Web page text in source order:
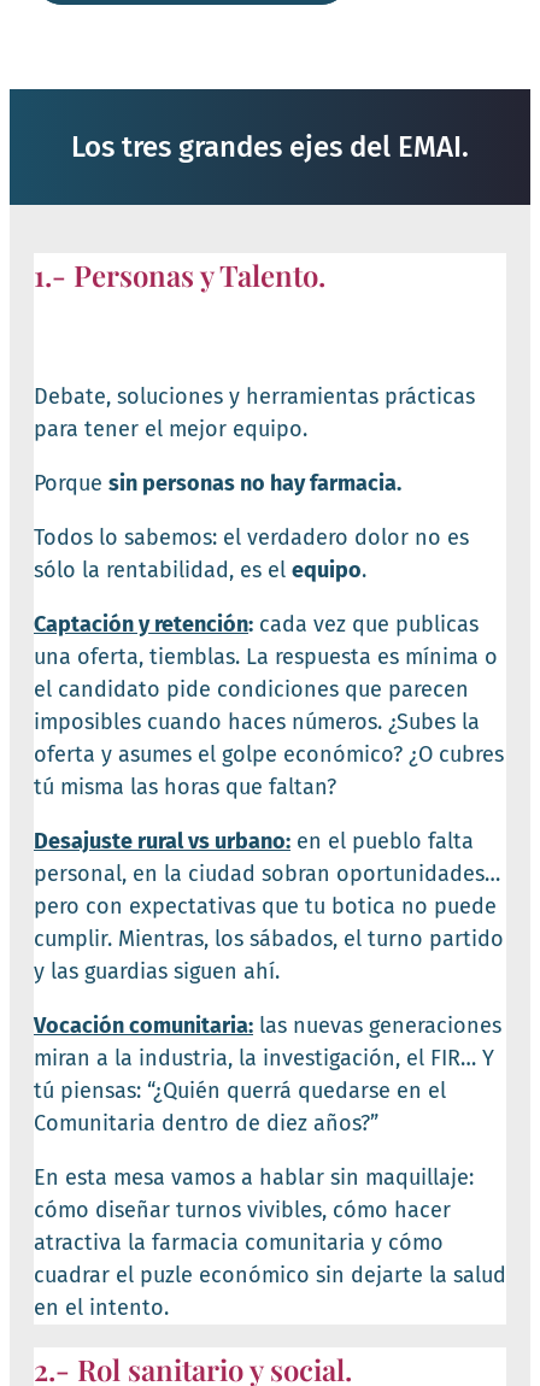
Los tres grandes ejes del EMAI.
1.- Personas y Talento.
Debate, soluciones y herramientas prácticas
para tener el mejor equipo.
Porque sin personas no hay farmacia.
Todos lo sabemos: el verdadero dolor no es
sólo la rentabilidad, es el equipo.
Captación y retención: cada vez que publicas
una oferta, tiemblas. La respuesta es mínima o
el candidato pide condiciones que parecen
imposibles cuando haces números. ¿Subes la
oferta y asumes el golpe económico? ¿O cubres
tú misma las horas que faltan?
Desajuste rural vs urbano: en el pueblo falta
personal, en la ciudad sobran oportunidades…
pero con expectativas que tu botica no puede
cumplir. Mientras, los sábados, el turno partido
y las guardias siguen ahí.
Vocación comunitaria: las nuevas generaciones
miran a la industria, la investigación, el FIR… Y
tú piensas: “¿Quién querrá quedarse en el
Comunitaria dentro de diez años?”
En esta mesa vamos a hablar sin maquillaje:
cómo diseñar turnos vivibles, cómo hacer
atractiva la farmacia comunitaria y cómo
cuadrar el puzle económico sin dejarte la salud
en el intento.
2.- Rol sanitario y social.